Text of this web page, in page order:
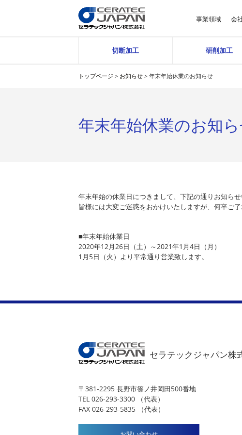
切断加工 研削加工
事業領域 会
トップページ > お知らせ>年末年始休業のお知らせ
年末年始休業のお知
年末年始の休業日につきまして、下記の通りお知らせ
皆様には大変ご迷惑をおかけいたしますが、何卒ご了
■年末年始休業日
2020年12月26日（土）～2021年1月4日（月）
1月5日（火）より平常通り営業致します。
セラテックジャパン株
〒381-2295 長野市篠ノ井岡田500番地
TEL 026-293-3300 （代表）
FAX 026-293-5835 （代表）